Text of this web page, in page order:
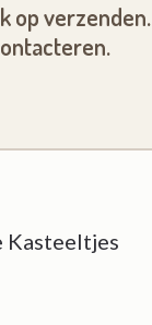
op verzenden.